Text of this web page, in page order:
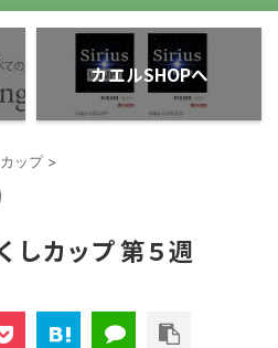
カエルSHOPへ
ップ >
しカップ 第５週